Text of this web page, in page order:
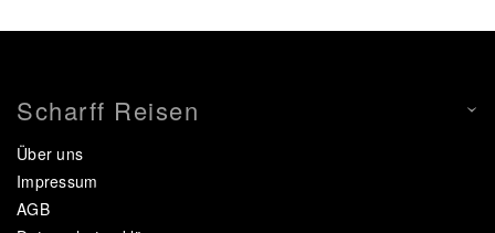
Scharff Reisen
Über uns
Impressum
AGB